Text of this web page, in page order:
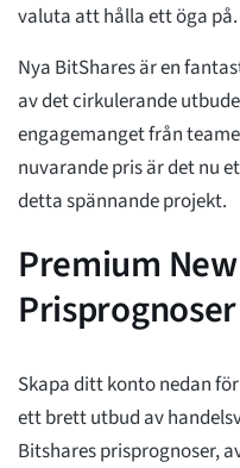
valuta att hålla ett öga på.
Nya BitShares är en
av det cirkulerande
engagemanget från
nuvarande pris är det nu
detta spännande projekt.
Premium
Prisprognoser
Skapa ditt konto nedan
ett brett utbud av
Bitshares prisprognoser,